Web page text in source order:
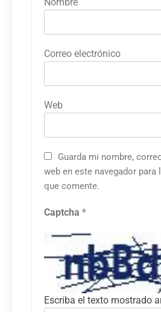
Correo electrónico
Web
Guarda mi nombre,
web en este navegador para
que comente.
Captcha *
Escriba el texto mostrado